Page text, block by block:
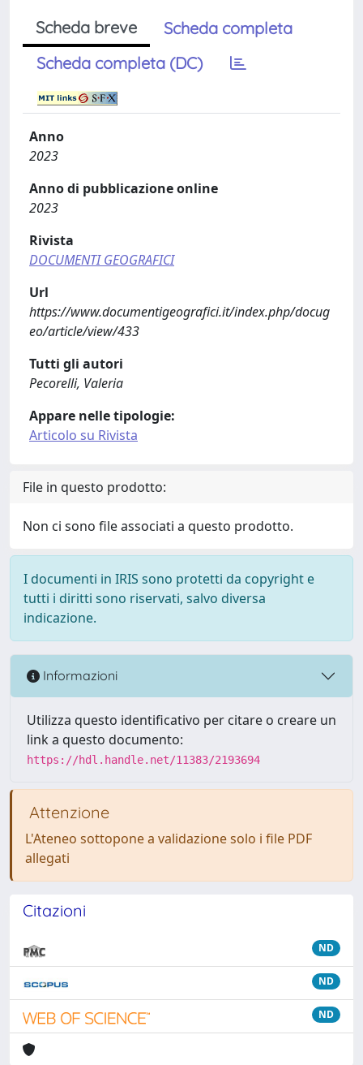
Scheda breve
Scheda completa
Scheda completa (DC)
Anno
2023
Anno di pubblicazione online
2023
Rivista
DOCUMENTI GEOGRAFICI
Url
https://www.documentigeografici.it/index.php/docug
eo/article/view/433
Tutti gli autori
Pecorelli, Valeria
Appare nelle tipologie:
Articolo su Rivista
File in questo prodotto:
Non ci sono file associati a questo prodotto.
I documenti in IRIS sono protetti da copyright e
tutti i diritti sono riservati, salvo diversa
indicazione.
Informazioni
Utilizza questo identificativo per citare o creare un
link a questo documento:
https://hdl.handle.net/11383/2193694
Attenzione
L'Ateneo sottopone a validazione solo i file PDF
allegati
Citazioni
ND
ND
ND